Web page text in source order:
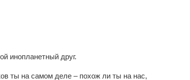
инопланетный друг.
ты на самом деле – похож ли ты на нас,